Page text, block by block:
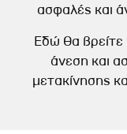
ασφαλές και
Εδώ θα
άνεση και
μετακίνησης